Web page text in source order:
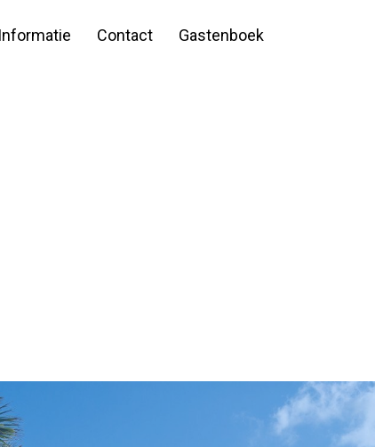
Informatie Contact Gastenboek